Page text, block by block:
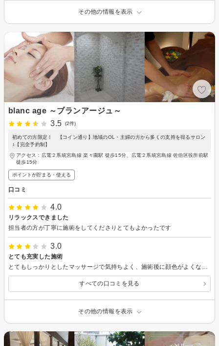
その他の情報を表示
blanc age ～ブランアージュ～
3.5
(2件)
初めての方限定！ 【コイン通り】地域のOL・主婦の方から多くの支持を得るサロン
♪【完全予約制】
アクセス：広電２系統宮島線 楽々園駅 徒歩15分、広電２系統宮島線 佐伯区役所前駅
徒歩15分
ポイントが貯まる・使える
口コミ
4.0
リラックスできました
担当者の方が丁寧に施術をしてくださりとてもよかったです
3.0
とても充実した施術
とてもしっかりとしたマッサージで気持ちよく、施術後に顔色がよくなり、たるんだ頬がすっきりして嬉しかったです。
すべての口コミを見る
その他の情報を表示